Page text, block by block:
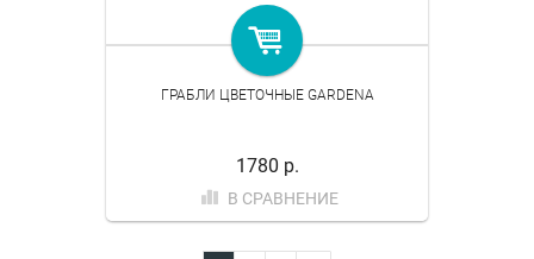
ГРАБЛИ ЦВЕТОЧНЫЕ GARDENA
1780 р.
В СРАВНЕНИЕ